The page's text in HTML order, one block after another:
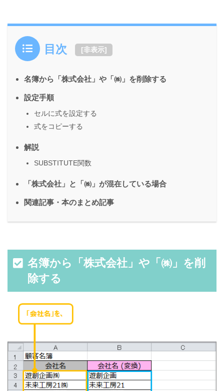
目次 [非表示]
名簿から「株式会社」や「㈱」を削除する
設定手順
セルに式を設定する
式をコピーする
解説
SUBSTITUTE関数
「株式会社」と「㈱」が混在している場合
関連記事・本のまとめ記事
名簿から「株式会社」や「㈱」を削
除する